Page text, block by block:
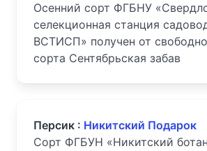
Осенний сорт ФГБНУ
селекционная станция
ВСТИСП» получен от
сорта Сентябрьская забав
Персик : Никитский Подарок
Сорт ФГБУН «Никитский